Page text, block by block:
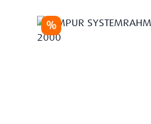
Rabatt
%